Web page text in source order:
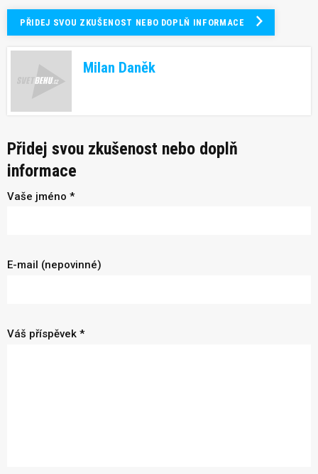
PŘIDEJ SVOU ZKUŠENOST NEBO DOPLŇ INFORMACE
Milan Daněk
Přidej svou zkušenost nebo doplň
informace
Vaše jméno *
E-mail (nepovinné)
Váš příspěvek *